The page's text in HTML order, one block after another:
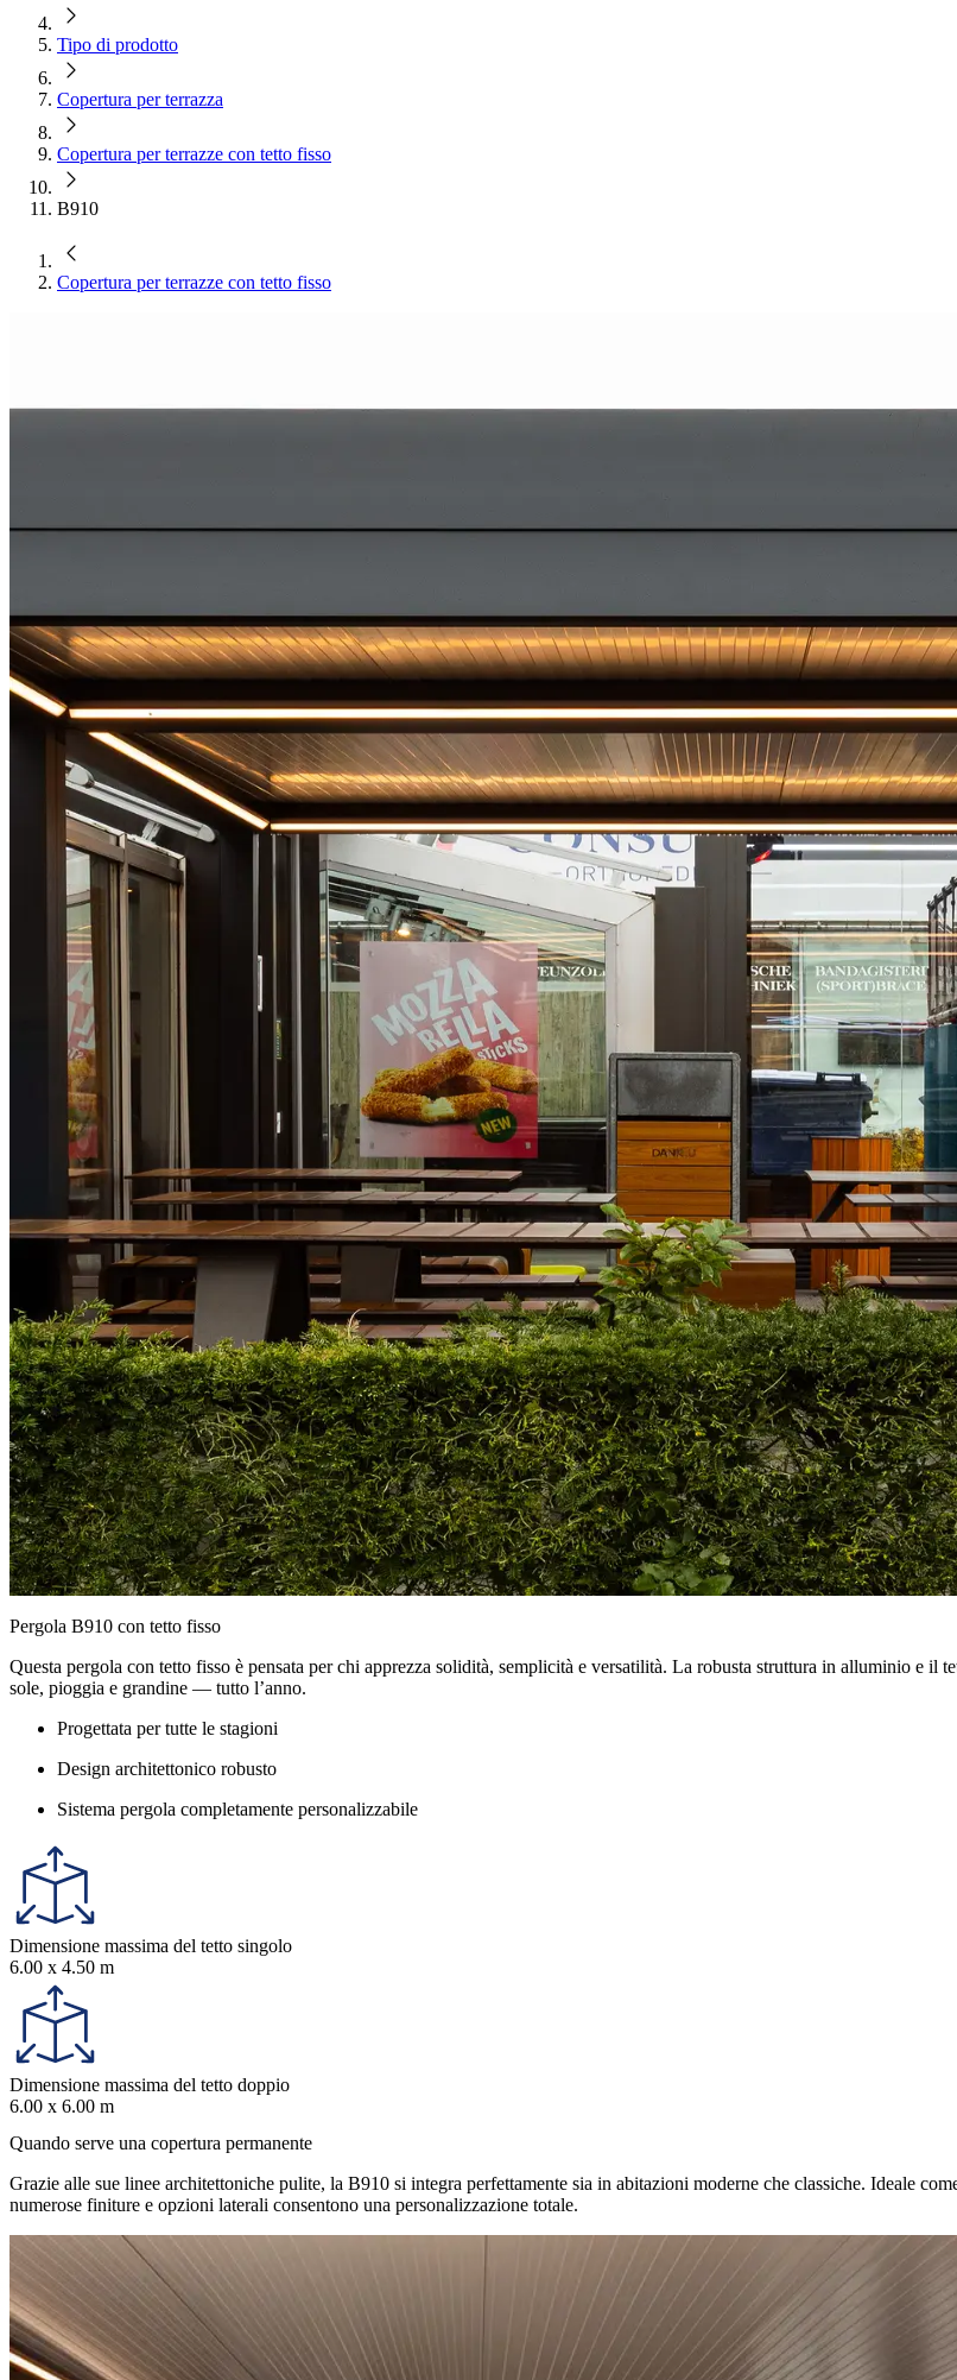
Tipo di prodotto
Copertura per terrazza
Copertura per terrazze con tetto fisso
B910
Copertura per terrazze con tetto fisso
Pergola B910 con tetto fisso
Questa pergola con tetto fisso è pensata per chi apprezza solidità, semplicità e versatilità. La robusta struttura in alluminio e
sole, pioggia e grandine — tutto l’anno.
Progettata per tutte le stagioni
Design architettonico robusto
Sistema pergola completamente personalizzabile
Dimensione massima del tetto singolo
6.00 x 4.50 m
Dimensione massima del tetto doppio
6.00 x 6.00 m
Quando serve una copertura permanente
Grazie alle sue linee architettoniche pulite, la B910 si integra perfettamente sia in abitazioni moderne che classiche. Ideale
numerose finiture e opzioni laterali consentono una personalizzazione totale.